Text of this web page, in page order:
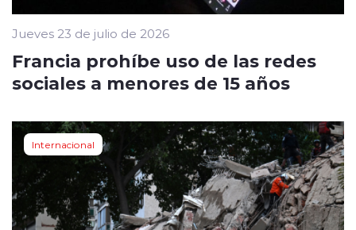
Jueves 23 de julio de 2026
Francia prohíbe uso de las redes
sociales a menores de 15 años
Internacional